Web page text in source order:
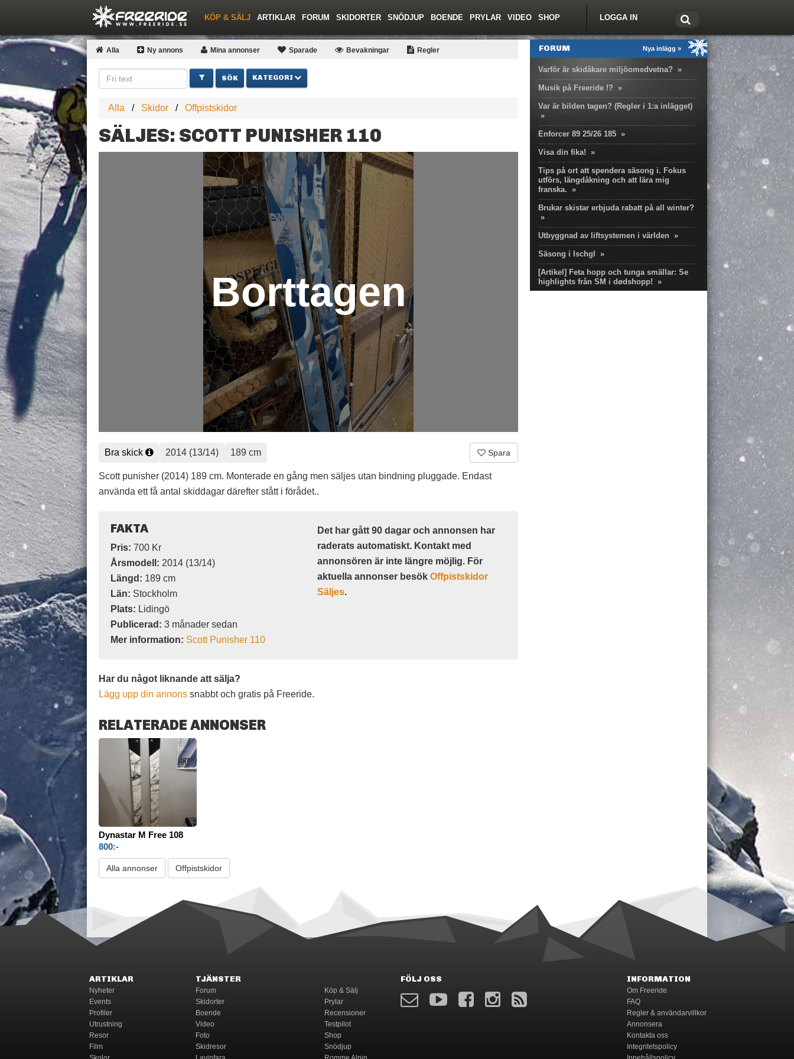
LOGGA IN
KÖP & SÄLJ ARTIKLAR
Nyheter Quiz Events
FORUM
Nya inlägg Forumlista
SKIDORTER
Snöfallstoppen Topplistor
SNÖDJUP BOENDE PRYLAR
Skidor Pjäxor
VIDEO
Årets Krasch
SHOP
Alla Ny annons Mina annonser Sparade Bevakningar Regler
KATEGORI
Alla Skidor Offpistskidor
SÄLJES: SCOTT PUNISHER 110
Borttagen
Spara
Bra skick 2014 (13/14) 189 cm
Scott punisher (2014) 189 cm. Monterade en gång men säljes utan bindning pluggade. Endast
använda ett få antal skiddagar därefter stått i förådet..
FAKTA
Pris: 700 Kr
Årsmodell: 2014 (13/14)
Längd: 189 cm
Län: Stockholm
Plats: Lidingö
Publicerad: 3 månader sedan
Mer information: Scott Punisher 110
Det har gått 90 dagar och annonsen har
raderats automatiskt. Kontakt med
annonsören är inte längre möjlig. För
aktuella annonser besök Offpistskidor
Säljes.
Har du något liknande att sälja?
Lägg upp din annons snabbt och gratis på Freeride.
RELATERADE ANNONSER
Dynastar M Free 108
800:-
Alla annonser Offpistskidor
Nya inlägg »
FORUM
Varför är skidåkare miljöomedvetna? »
Musik på Freeride !? »
Var är bilden tagen? (Regler i 1:a inlägget)
»
Enforcer 89 25/26 185 »
Visa din fika! »
Tips på ort att spendera säsong i. Fokus
utförs, längdåkning och att lära mig
franska. »
Brukar skistar erbjuda rabatt på all winter?
»
Utbyggnad av liftsystemen i världen »
Säsong i Ischgl »
[Artikel] Feta hopp och tunga smällar: Se
highlights från SM i dødshopp! »
ARTIKLAR
Nyheter
Events
Profiler
Utrustning
Resor
Film
TJÄNSTER
Forum
Skidorter
Boende
Video
Foto
Skidresor
Köp & Sälj
Prylar
Recensioner
Testpilot
Shop
Snödjup
FÖLJ OSS INFORMATION
Om Freeride
FAQ
Regler & användarvillkor
Annonsera
Kontakta oss
Integritetspolicy